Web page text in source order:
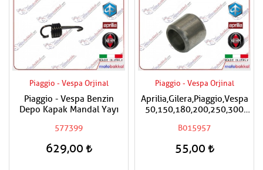
Piaggio - Vespa Orjinal
Piaggio - Vespa Benzin
Depo Kapak Mandal Yayı
577399
629,00
Piaggio - Vespa Orjinal
Aprilia,Gilera,Piaggio,Vespa
50,150,180,200,250,300
Fiyatıdır
B015957
55,00